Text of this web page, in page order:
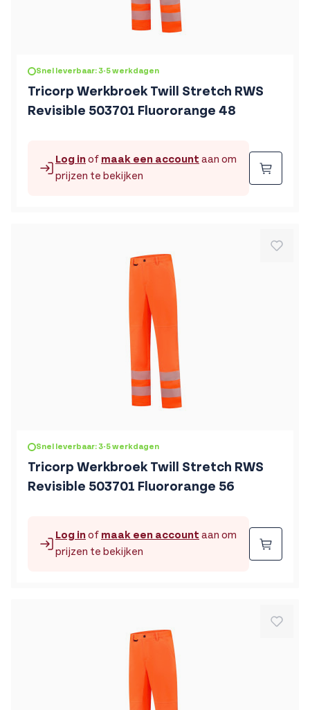
Snel leverbaar: 3-5 werkdagen
Tricorp Werkbroek Twill Stretch RWS
Revisible 503701 Fluororange 48
Log inof maak een account aan om
prijzen te bekijken
Snel leverbaar: 3-5 werkdagen
Tricorp Werkbroek Twill Stretch RWS
Revisible 503701 Fluororange 56
Log inof maak een account aan om
prijzen te bekijken